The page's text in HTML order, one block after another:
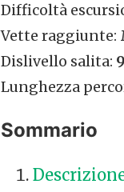
Difficoltà
Vette raggiunte:
Dislivello salita:
Lunghezza
Sommario